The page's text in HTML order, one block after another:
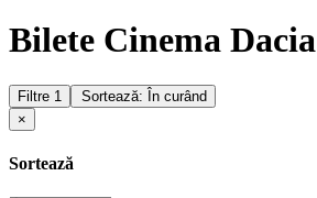
Bilete Cinema Dacia
Filtre 1
Sortează: În curând
×
Sortează